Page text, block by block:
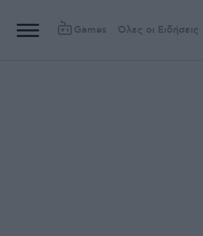
Games Όλες οι Ειδήσεις